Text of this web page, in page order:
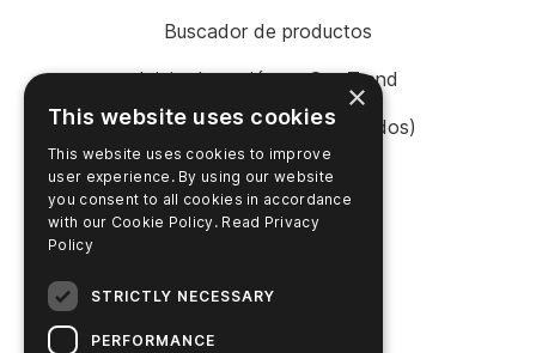
Buscador de productos
Inicio de sesión en SureTrend
Tienda en línea (Estados Unidos)
Tienda en línea (Australia)
×
This website uses cookies
This website uses cookies to improve
user experience. By using our website
you consent to all cookies in accordance
with our Cookie Policy. Read Privacy
Policy
STRICTLY NECESSARY
PERFORMANCE